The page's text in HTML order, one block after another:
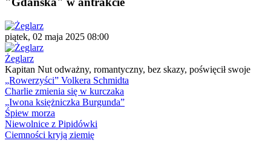
piątek, 02 maja 2025 08:00
Żeglarz
Kapitan Nut odważny, romantyczny, bez skazy, poświęcił swoje
„Rowerzyści” Volkera Schmidta
Charlie zmienia się w kurczaka
„Iwona księżniczka Burgunda”
Śpiew morza
Niewolnice z Pipidówki
Ciemności kryją ziemię